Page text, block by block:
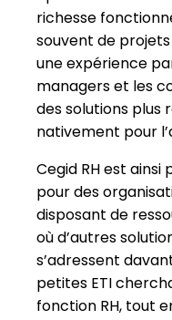
Cegid RH est
pour des
disposant de
où d’autres
s’adressent
petites ETI
fonction RH, tout
rapidité de
Points forts de
Robustesse
Large
Adaptée aux